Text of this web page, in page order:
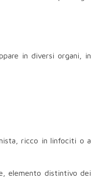
in diversi organi, in
ricco in linfociti o a
elemento distintivo dei